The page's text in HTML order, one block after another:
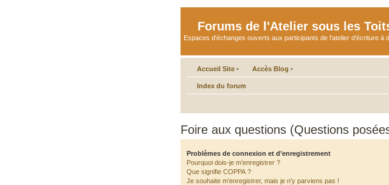
Forums de l'Atelier sous les
Espaces d'échanges ouverts aux participants de l'atelier d'écriture à
Accueil Site • Accès Blog •
Index du forum
Foire aux questions (Questions
Problèmes de connexion et d’enregistrement
Pourquoi dois-je m’enregistrer ?
Que signifie COPPA ?
Je souhaite m’enregistrer, mais je n’y parviens pas !